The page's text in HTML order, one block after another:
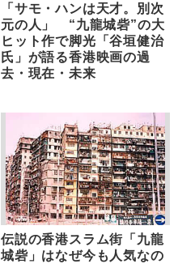
「サモ・ハンは天才。別次
元の人」 “九龍城砦”の大
ヒット作で脚光「谷垣健治
氏」が語る香港映画の過
去・現在・未来
伝説の香港スラム街「九龍
城砦」はなぜ今も人気なの